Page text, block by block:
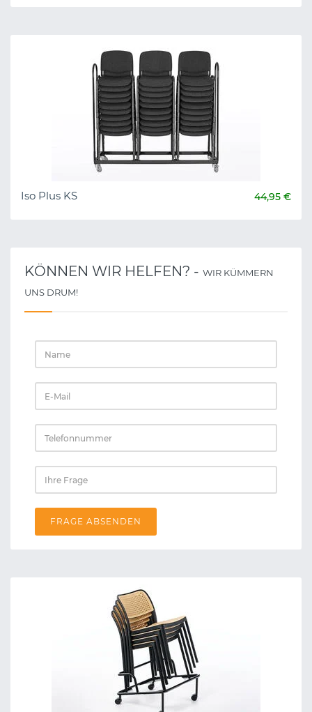
Iso Plus KS 44,95 €
KÖNNEN WIR HELFEN? - WIR KÜMMERN
UNS DRUM!
FRAGE ABSENDEN